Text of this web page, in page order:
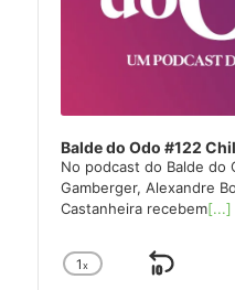
Balde do Odo #122
No podcast do Balde do
Gamberger, Alexandre
Castanheira recebem[...]
Change
1x
Skip